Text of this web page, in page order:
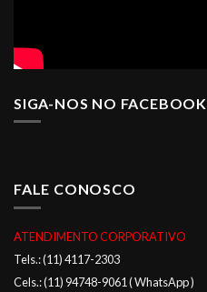
SIGA-NOS NO FACEBOOK
FALE CONOSCO
ATENDIMENTO CORPORATIVO
Tels.: (11) 4117-2303
Cels.: (11) 94748-9061 ( WhatsApp )